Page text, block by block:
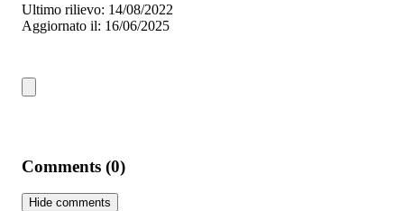
Ultimo rilievo: 14/08/2022
Aggiornato il: 16/06/2025
Comments (0)
Hide comments